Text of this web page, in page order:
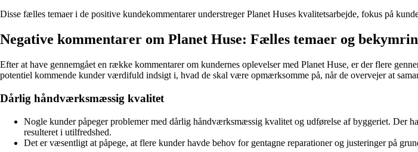
Disse fælles temaer i de positive kundekommentarer understreger Planet Huses kvalitetsarbejde, fokus på
Negative kommentarer om Planet Huse: Fælles temaer og
Efter at have gennemgået en række kommentarer om kundernes oplevelser med Planet Huse, er der flere
potentiel kommende kunder værdifuld indsigt i, hvad de skal være opmærksomme på, når de overvejer at
Dårlig håndværksmæssig kvalitet
Nogle kunder påpeger problemer med dårlig håndværksmæssig kvalitet og udførelse af byggeriet.
resulteret i utilfredshed.
Det er væsentligt at påpege, at flere kunder havde behov for gentagne reparationer og justeringer på